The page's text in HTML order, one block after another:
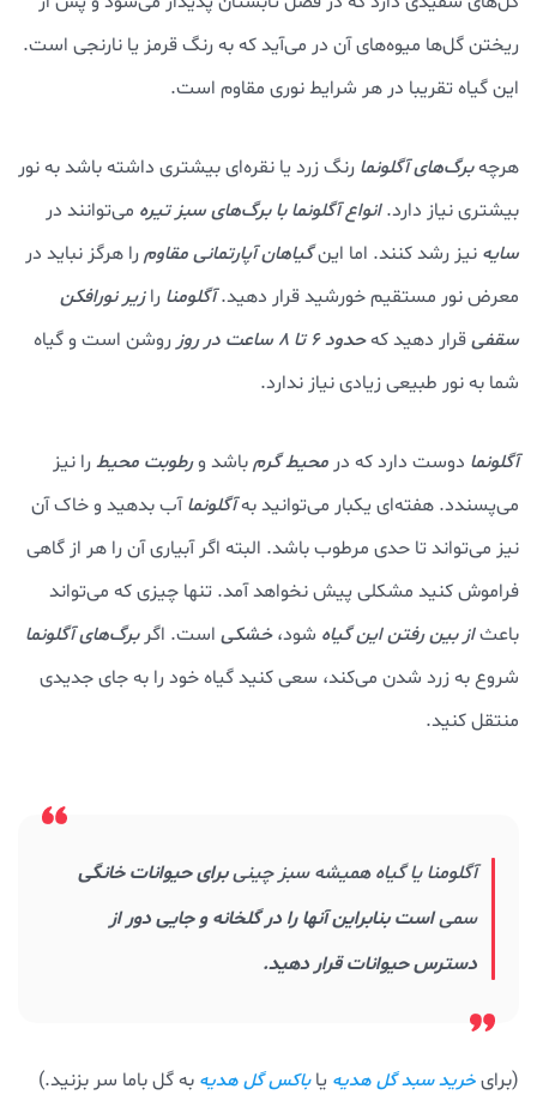
ریختن گل‌ها میوه‌های آن در می‌آید که به رنگ قرمز یا نارنجی است.
این گیاه تقریبا در هر شرایط نوری مقاوم است.
هرچهبرگ‌هایآگلونما رنگ زرد یا نقره‌ای بیشتری داشته باشد به نور
بیشتری نیاز دارد.انواع آگلونما با برگ‌های سبز تیره می‌توانند در
سایه نیز رشد کنند. اما اینگیاهان آپارتمانی مقاوم را هرگز نباید در
معرض نور مستقیم خورشید قرار دهید.آگلومنا رازیر نورافکن
سقفیقرار دهید کهحدود ۶ تا ۸ ساعت در روز
روشن است و گیاه
شما به نور طبیعی زیادی نیاز ندارد.
آگلونما دوست دارد که در محیط گرمباشد ورطوبت محیط را نیز
می‌پسندد. هفته‌ای یکبار می‌توانید بهآگلونماآب بدهید و خاک آن
نیز می‌تواند تا حدی مرطوب باشد. البته اگر آبیاری آن را هر از گاهی
فراموش کنید مشکلی پیش نخواهد آمد. تنها چیزی که می‌تواند
باعثاز بین رفتن این گیاه شود،خشکی است. اگربرگ‌های آگلونما
شروع به زرد شدن می‌کند، سعی کنید گیاه خود را به جای جدیدی
منتقل کنید.
آگلومنا یا گیاه همیشه سبز چینیبرای حیوانات خانگی
سمیاست بنابراین آنها را در گلخانه و جایی دور از
دسترس حیوانات قرار دهید.
(برایخرید سبد گل هدیه یاباکس گل هدیه به گل باما سر بزنید.)